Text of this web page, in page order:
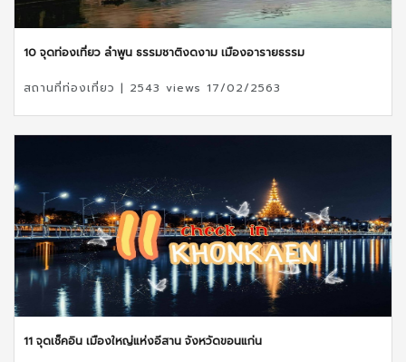
10 จุดท่องเที่ยว ลำพูน ธรรมชาติงดงาม เมืองอารายธรรม
สถานที่ท่องเที่ยว | 2543 views 17/02/2563
11 จุดเช็คอิน เมืองใหญ่แห่งอีสาน จังหวัดขอนแก่น